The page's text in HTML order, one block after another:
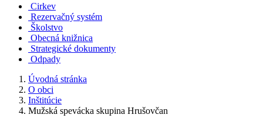
Cirkev
Rezervačný systém
Školstvo
Obecná knižnica
Strategické dokumenty
Odpady
Úvodná stránka
O obci
Inštitúcie
Mužská spevácka skupina Hrušovčan